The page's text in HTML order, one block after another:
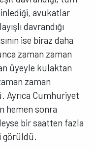
avukatlar
davrandığı
ise biraz daha
zaman zaman
üyeyle kulaktan
zaman
Ayrıca Cumhuriyet
hemen sonra
bir saatten fazla
görüldü.